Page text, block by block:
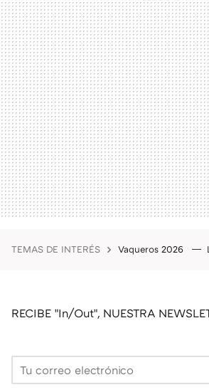
TEMAS DE INTERÉS Vaqueros 2026
RECIBE "In/Out", NUESTRA